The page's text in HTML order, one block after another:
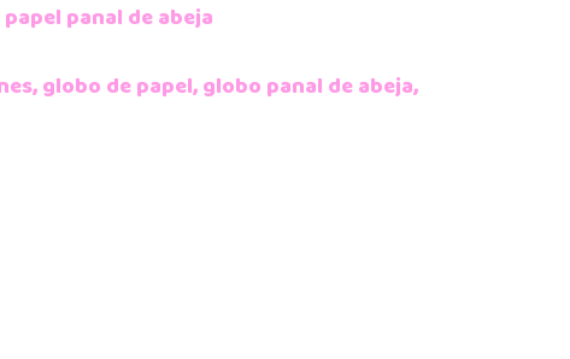
panal de abeja
,globo de papel,globo panal de abeja,